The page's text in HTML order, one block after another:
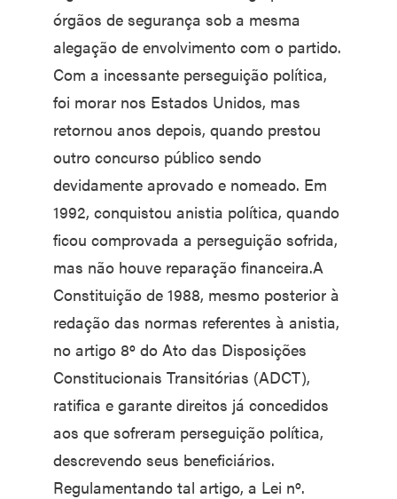
órgãos de segurança sob a mesma
alegação de envolvimento com o partido.
Com a incessante perseguição política,
foi morar nos Estados Unidos, mas
retornou anos depois, quando prestou
outro concurso público sendo
devidamente aprovado e nomeado. Em
1992, conquistou anistia política, quando
ficou comprovada a perseguição sofrida,
mas não houve reparação financeira.A
Constituição de 1988, mesmo posterior à
redação das normas referentes à anistia,
no artigo 8º do Ato das Disposições
Constitucionais Transitórias (ADCT),
ratifica e garante direitos já concedidos
aos que sofreram perseguição política,
descrevendo seus beneficiários.
Regulamentando tal artigo, a Lei nº.